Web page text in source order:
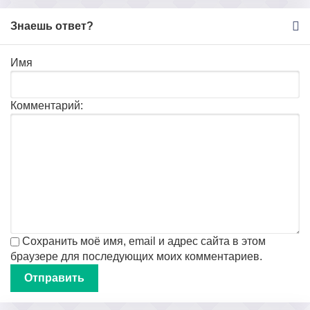
Знаешь ответ?
Имя
Комментарий:
Сохранить моё имя, email и адрес сайта в этом
браузере для последующих моих комментариев.